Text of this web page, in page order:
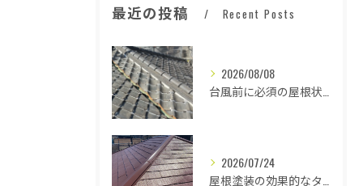
最近の投稿 Recent Posts
2026/08/08
2026/07/24